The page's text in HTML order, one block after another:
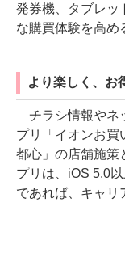
発券機、タブレッ
な購買体験を高め
より楽しく、お
チラシ情報やネ
プリ「イオンお買
都心」の店舗施策
プリは、iOS 5.0
であれば、キャリ